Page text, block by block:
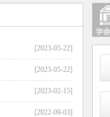
[2023-05-22]
[2023-05-22]
[2023-02-15]
[2022-09-03]